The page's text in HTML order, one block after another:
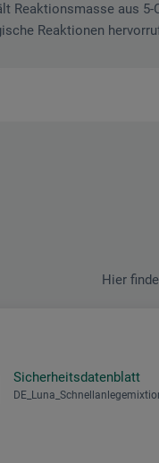
Reaktionsmasse aus
Reaktionen
Hier
Sicherheitsdatenblatt